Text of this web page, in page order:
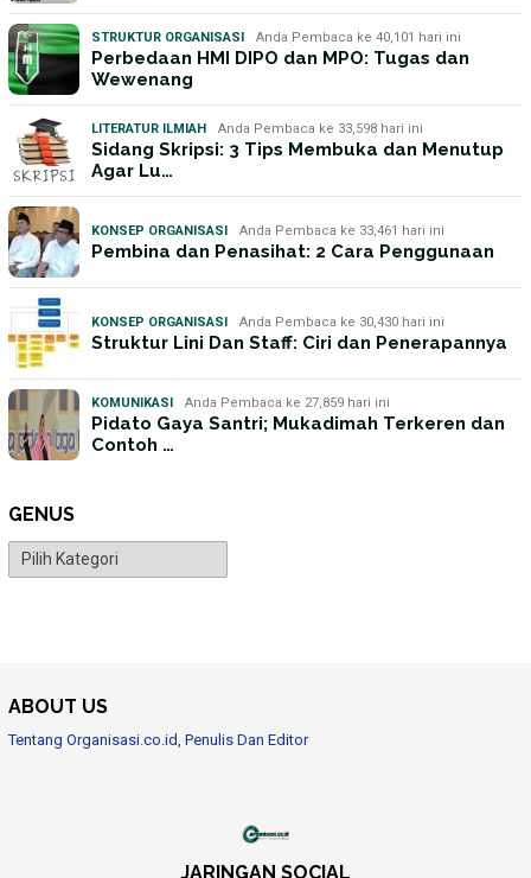
STRUKTUR ORGANISASI Anda Pembaca ke 40,101 hari ini
Perbedaan HMI DIPO dan MPO: Tugas dan
Wewenang
LITERATUR ILMIAH Anda Pembaca ke 33,598 hari ini
Sidang Skripsi: 3 Tips Membuka dan Menutup
Agar Lu…
KONSEP ORGANISASI Anda Pembaca ke 33,461 hari ini
Pembina dan Penasihat: 2 Cara Penggunaan
KONSEP ORGANISASI Anda Pembaca ke 30,430 hari ini
Struktur Lini Dan Staff: Ciri dan Penerapannya
KOMUNIKASI Anda Pembaca ke 27,859 hari ini
Pidato Gaya Santri; Mukadimah Terkeren dan
Contoh …
GENUS
Genus
ABOUT US
Tentang Organisasi.co.id, Penulis Dan Editor
JARINGAN SOCIAL